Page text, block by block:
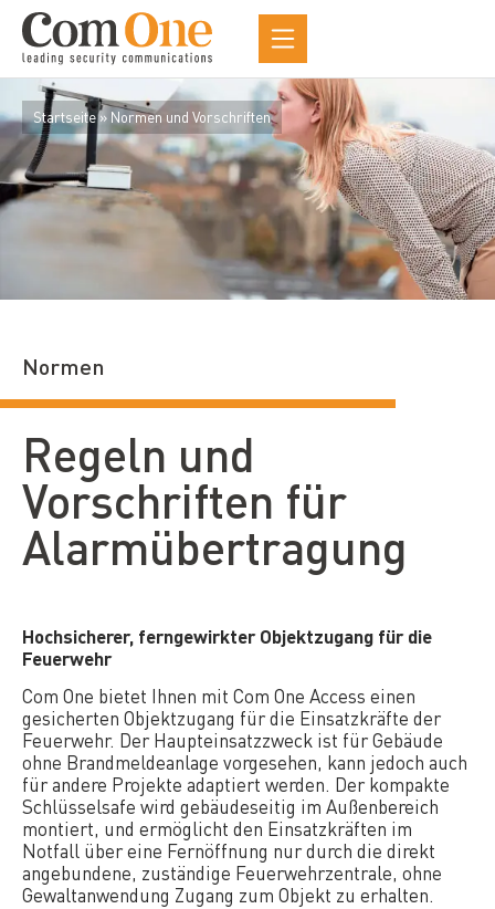
Startseite» Normen und Vorschriften
Normen
Regeln und
Vorschriften für
Alarmübertragung
Hochsicherer, ferngewirkter Objektzugang für die
Feuerwehr
Com One bietet Ihnen mit Com One Access einen
gesicherten Objektzugang für die Einsatzkräfte der
Feuerwehr. Der Haupteinsatzzweck ist für Gebäude
ohne Brandmeldeanlage vorgesehen, kann jedoch auch
für andere Projekte adaptiert werden. Der kompakte
Schlüsselsafe wird gebäudeseitig im Außenbereich
montiert, und ermöglicht den Einsatzkräften im
Notfall über eine Fernöffnung nur durch die direkt
angebundene, zuständige Feuerwehrzentrale, ohne
Gewaltanwendung Zugang zum Objekt zu erhalten.